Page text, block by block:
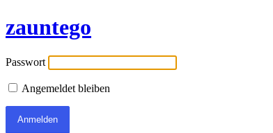
zauntego
Passwort
Angemeldet bleiben